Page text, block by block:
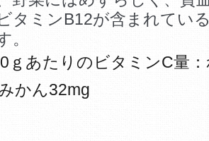
タミンB12が含まれてい
。
ｇあたりのビタミンC量
かん32mg